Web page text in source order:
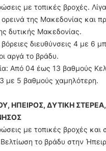
με τοπικές βροχές.
της Μακεδονίας και
δυτικής Μακεδονίας.
διευθύνσεις 4 με 6
αργά το βράδυ.
Από 04 έως 13 βαθμούς
με 5 βαθμούς χαμηλότερη.
ΗΠΕΙΡΟΣ, ΔΥΤΙΚΗ
με τοπικές βροχές και
Βελτίωση το βράδυ στην